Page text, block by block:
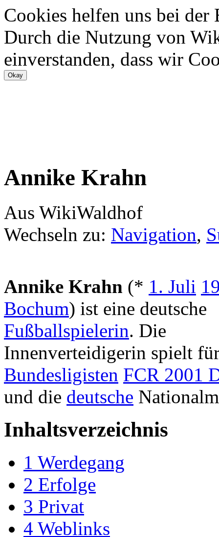
Cookies helfen uns bei
Durch die Nutzung von
einverstanden, dass wir
Annike Krahn
Aus WikiWaldhof
Wechseln zu: Navigation,
Annike Krahn (* 1. Juli
Bochum) ist eine deutsche
Fußballspielerin. Die
Innenverteidigerin spielt
Bundesligisten FCR 2001
und die deutsche
Inhaltsverzeichnis
1 Werdegang
2 Erfolge
3 Privat
4 Weblinks